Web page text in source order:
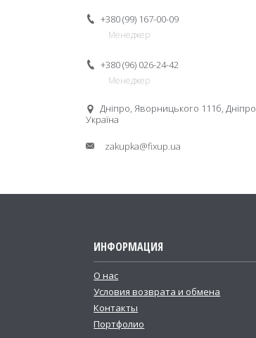
+380 (99) 167-00-09
Менеджер
+380 (96) 026-24-42
Менеджер
Дніпро, Яворницького 111б, Дніпро,
Україна
zakupka@fixup.ua
ИНФОРМАЦИЯ
О нас
Условия возврата и обмена
Контакты
Портфолио